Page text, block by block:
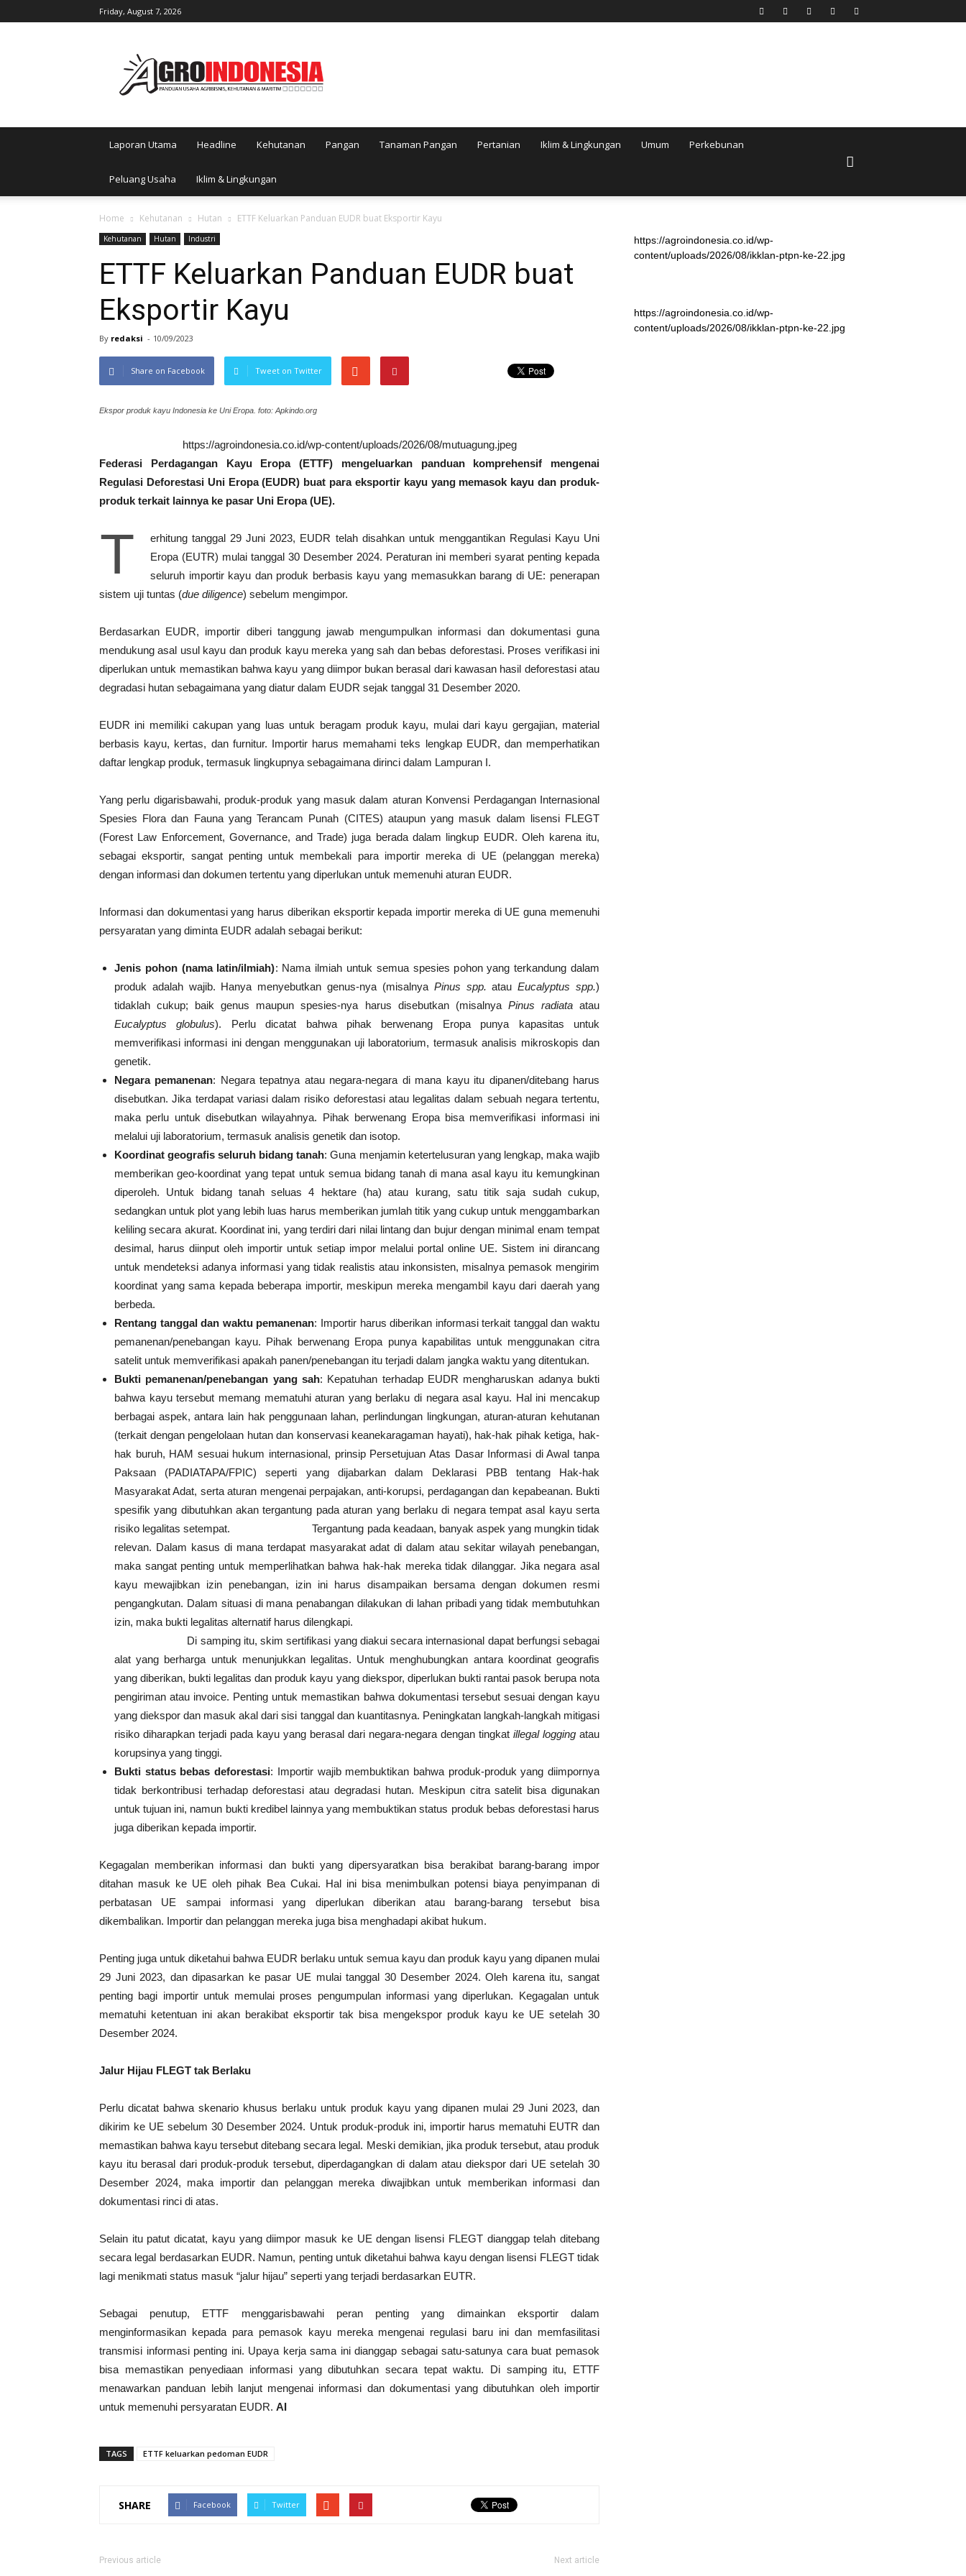
Friday, August 7, 2026
Laporan Utama Headline Kehutanan Pangan Tanaman Pangan Pertanian Iklim & Lingkungan Umum Perkebunan
Peluang Usaha Iklim & Lingkungan
Home Kehutanan Hutan ETTF Keluarkan Panduan EUDR buat Eksportir Kayu
Kehutanan Hutan Industri
ETTF Keluarkan Panduan EUDR buat
Eksportir Kayu
By redaksi - 10/09/2023
Share on Facebook Tweet on Twitter
Ekspor produk kayu Indonesia ke Uni Eropa. foto: Apkindo.org
https://agroindonesia.co.id/wp-content/uploads/2026/08/mutuagung.jpeg
Federasi Perdagangan Kayu Eropa (ETTF) mengeluarkan panduan komprehensif mengenai
Regulasi Deforestasi Uni Eropa (EUDR) buat para eksportir kayu yang memasok kayu dan produk-
produk terkait lainnya ke pasar Uni Eropa (UE).
T
erhitung tanggal 29 Juni 2023, EUDR telah disahkan untuk menggantikan Regulasi Kayu Uni
Eropa (EUTR) mulai tanggal 30 Desember 2024. Peraturan ini memberi syarat penting kepada
seluruh importir kayu dan produk berbasis kayu yang memasukkan barang di UE: penerapan
sistem uji tuntas (due diligence) sebelum mengimpor.
Berdasarkan EUDR, importir diberi tanggung jawab mengumpulkan informasi dan dokumentasi guna
mendukung asal usul kayu dan produk kayu mereka yang sah dan bebas deforestasi. Proses verifikasi ini
diperlukan untuk memastikan bahwa kayu yang diimpor bukan berasal dari kawasan hasil deforestasi atau
degradasi hutan sebagaimana yang diatur dalam EUDR sejak tanggal 31 Desember 2020.
EUDR ini memiliki cakupan yang luas untuk beragam produk kayu, mulai dari kayu gergajian, material
berbasis kayu, kertas, dan furnitur. Importir harus memahami teks lengkap EUDR, dan memperhatikan
daftar lengkap produk, termasuk lingkupnya sebagaimana dirinci dalam Lampuran I.
Yang perlu digarisbawahi, produk-produk yang masuk dalam aturan Konvensi Perdagangan Internasional
Spesies Flora dan Fauna yang Terancam Punah (CITES) ataupun yang masuk dalam lisensi FLEGT
(Forest Law Enforcement, Governance, and Trade) juga berada dalam lingkup EUDR. Oleh karena itu,
sebagai eksportir, sangat penting untuk membekali para importir mereka di UE (pelanggan mereka)
dengan informasi dan dokumen tertentu yang diperlukan untuk memenuhi aturan EUDR.
Informasi dan dokumentasi yang harus diberikan eksportir kepada importir mereka di UE guna memenuhi
persyaratan yang diminta EUDR adalah sebagai berikut:
Jenis pohon (nama latin/ilmiah): Nama ilmiah untuk semua spesies pohon yang terkandung dalam
produk adalah wajib. Hanya menyebutkan genus-nya (misalnya Pinus spp. atauEucalyptus spp.)
tidaklah cukup; baik genus maupun spesies-nya harus disebutkan (misalnya Pinus radiataatau
Eucalyptus globulus). Perlu dicatat bahwa pihak berwenang Eropa punya kapasitas untuk
memverifikasi informasi ini dengan menggunakan uji laboratorium, termasuk analisis mikroskopis dan
genetik.
Negara pemanenan: Negara tepatnya atau negara-negara di mana kayu itu dipanen/ditebang harus
disebutkan. Jika terdapat variasi dalam risiko deforestasi atau legalitas dalam sebuah negara tertentu,
maka perlu untuk disebutkan wilayahnya. Pihak berwenang Eropa bisa memverifikasi informasi ini
melalui uji laboratorium, termasuk analisis genetik dan isotop.
Koordinat geografis seluruh bidang tanah: Guna menjamin ketertelusuran yang lengkap, maka wajib
memberikan geo-koordinat yang tepat untuk semua bidang tanah di mana asal kayu itu kemungkinan
diperoleh. Untuk bidang tanah seluas 4 hektare (ha) atau kurang, satu titik saja sudah cukup,
sedangkan untuk plot yang lebih luas harus memberikan jumlah titik yang cukup untuk menggambarkan
keliling secara akurat. Koordinat ini, yang terdiri dari nilai lintang dan bujur dengan minimal enam tempat
desimal, harus diinput oleh importir untuk setiap impor melalui portal online UE. Sistem ini dirancang
untuk mendeteksi adanya informasi yang tidak realistis atau inkonsisten, misalnya pemasok mengirim
koordinat yang sama kepada beberapa importir, meskipun mereka mengambil kayu dari daerah yang
berbeda.
Rentang tanggal dan waktu pemanenan: Importir harus diberikan informasi terkait tanggal dan waktu
pemanenan/penebangan kayu. Pihak berwenang Eropa punya kapabilitas untuk menggunakan citra
satelit untuk memverifikasi apakah panen/penebangan itu terjadi dalam jangka waktu yang ditentukan.
Bukti pemanenan/penebangan yang sah: Kepatuhan terhadap EUDR mengharuskan adanya bukti
bahwa kayu tersebut memang mematuhi aturan yang berlaku di negara asal kayu. Hal ini mencakup
berbagai aspek, antara lain hak penggunaan lahan, perlindungan lingkungan, aturan-aturan kehutanan
(terkait dengan pengelolaan hutan dan konservasi keanekaragaman hayati), hak-hak pihak ketiga, hak-
hak buruh, HAM sesuai hukum internasional, prinsip Persetujuan Atas Dasar Informasi di Awal tanpa
Paksaan (PADIATAPA/FPIC) seperti yang dijabarkan dalam Deklarasi PBB tentang Hak-hak
Masyarakat Adat, serta aturan mengenai perpajakan, anti-korupsi, perdagangan dan kepabeanan. Bukti
spesifik yang dibutuhkan akan tergantung pada aturan yang berlaku di negara tempat asal kayu serta
risiko legalitas setempat. Tergantung pada keadaan, banyak aspek yang mungkin tidak
relevan. Dalam kasus di mana terdapat masyarakat adat di dalam atau sekitar wilayah penebangan,
maka sangat penting untuk memperlihatkan bahwa hak-hak mereka tidak dilanggar. Jika negara asal
kayu mewajibkan izin penebangan, izin ini harus disampaikan bersama dengan dokumen resmi
pengangkutan. Dalam situasi di mana penabangan dilakukan di lahan pribadi yang tidak membutuhkan
izin, maka bukti legalitas alternatif harus dilengkapi.
Di samping itu, skim sertifikasi yang diakui secara internasional dapat berfungsi sebagai
alat yang berharga untuk menunjukkan legalitas. Untuk menghubungkan antara koordinat geografis
yang diberikan, bukti legalitas dan produk kayu yang diekspor, diperlukan bukti rantai pasok berupa nota
pengiriman atau invoice. Penting untuk memastikan bahwa dokumentasi tersebut sesuai dengan kayu
yang diekspor dan masuk akal dari sisi tanggal dan kuantitasnya. Peningkatan langkah-langkah mitigasi
risiko diharapkan terjadi pada kayu yang berasal dari negara-negara dengan tingkat illegal logging atau
korupsinya yang tinggi.
Bukti status bebas deforestasi: Importir wajib membuktikan bahwa produk-produk yang diimpornya
tidak berkontribusi terhadap deforestasi atau degradasi hutan. Meskipun citra satelit bisa digunakan
untuk tujuan ini, namun bukti kredibel lainnya yang membuktikan status produk bebas deforestasi harus
juga diberikan kepada importir.
Kegagalan memberikan informasi dan bukti yang dipersyaratkan bisa berakibat barang-barang impor
ditahan masuk ke UE oleh pihak Bea Cukai. Hal ini bisa menimbulkan potensi biaya penyimpanan di
perbatasan UE sampai informasi yang diperlukan diberikan atau barang-barang tersebut bisa
dikembalikan. Importir dan pelanggan mereka juga bisa menghadapi akibat hukum.
Penting juga untuk diketahui bahwa EUDR berlaku untuk semua kayu dan produk kayu yang dipanen mulai
29 Juni 2023, dan dipasarkan ke pasar UE mulai tanggal 30 Desember 2024. Oleh karena itu, sangat
penting bagi importir untuk memulai proses pengumpulan informasi yang diperlukan. Kegagalan untuk
mematuhi ketentuan ini akan berakibat eksportir tak bisa mengekspor produk kayu ke UE setelah 30
Desember 2024.
Jalur Hijau FLEGT tak Berlaku
Perlu dicatat bahwa skenario khusus berlaku untuk produk kayu yang dipanen mulai 29 Juni 2023, dan
dikirim ke UE sebelum 30 Desember 2024. Untuk produk-produk ini, importir harus mematuhi EUTR dan
memastikan bahwa kayu tersebut ditebang secara legal. Meski demikian, jika produk tersebut, atau produk
kayu itu berasal dari produk-produk tersebut, diperdagangkan di dalam atau diekspor dari UE setelah 30
Desember 2024, maka importir dan pelanggan mereka diwajibkan untuk memberikan informasi dan
dokumentasi rinci di atas.
Selain itu patut dicatat, kayu yang diimpor masuk ke UE dengan lisensi FLEGT dianggap telah ditebang
secara legal berdasarkan EUDR. Namun, penting untuk diketahui bahwa kayu dengan lisensi FLEGT tidak
lagi menikmati status masuk “jalur hijau” seperti yang terjadi berdasarkan EUTR.
Sebagai penutup, ETTF menggarisbawahi peran penting yang dimainkan eksportir dalam
menginformasikan kepada para pemasok kayu mereka mengenai regulasi baru ini dan memfasilitasi
transmisi informasi penting ini. Upaya kerja sama ini dianggap sebagai satu-satunya cara buat pemasok
bisa memastikan penyediaan informasi yang dibutuhkan secara tepat waktu. Di samping itu, ETTF
menawarkan panduan lebih lanjut mengenai informasi dan dokumentasi yang dibutuhkan oleh importir
untuk memenuhi persyaratan EUDR. AI
TAGS ETTF keluarkan pedoman EUDR
SHARE Facebook Twitter
Previous article Next article
https://agroindonesia.co.id/wp-
content/uploads/2026/08/ikklan-ptpn-ke-22.jpg
https://agroindonesia.co.id/wp-
content/uploads/2026/08/ikklan-ptpn-ke-22.jpg